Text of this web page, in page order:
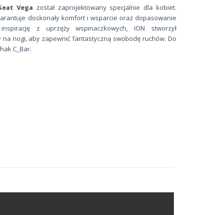
Vega został zaprojektowany specjalnie dla kobiet.
doskonały komfort i wsparcie oraz dopasowanie
z uprzęży wspinaczkowych, ION stworzył
nogi, aby zapewnić fantastyczną swobodę ruchów. Do
C_Bar.